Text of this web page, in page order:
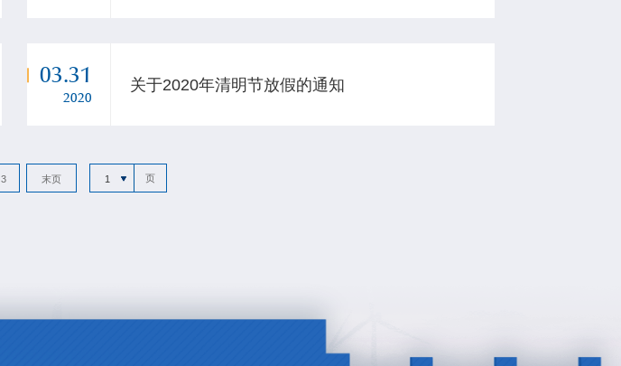
03.31
2020
关于2020年清明节放假的通知
3 末页 1 页